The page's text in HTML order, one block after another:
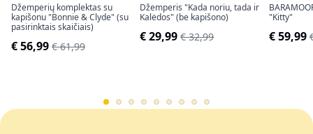
Džemperių komplektas su
kapišonu "Bonnie & Clyde" (su
pasirinktais skaičiais)
€ 56,99 € 61,99
Džemperis "Kada noriu, tada ir
Kalėdos" (be kapišono)
€ 29,99 € 32,99
"Kitty"
€ 59,99